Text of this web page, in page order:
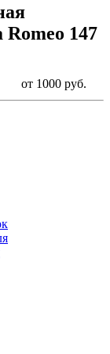
Romeo 147
от 1000 руб.